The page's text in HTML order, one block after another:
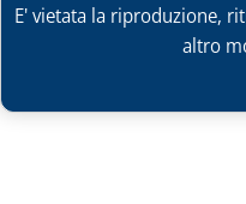
E' vietata la riproduzione,
altro